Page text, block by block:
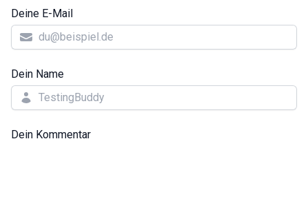
Deine E-Mail
Dein Name
Dein Kommentar